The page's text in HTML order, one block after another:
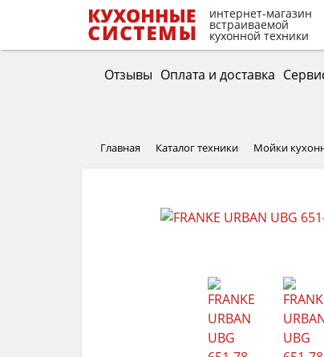
интернет-магазин
встраиваемой
кухонной техники
Отзывы Оплата и доставка
Главная Каталог техники Мойки